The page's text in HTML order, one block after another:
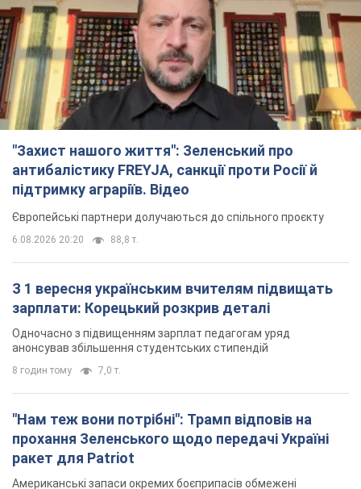
"Захист нашого життя": Зеленський про
антибалістику FREYJA, санкції проти Росії й
підтримку аграріїв. Відео
Європейські партнери долучаються до спільного проєкту
6.08.2026 20:20 88,8 т.
З 1 вересня українським вчителям підвищать
зарплати: Корецький розкрив деталі
Одночасно з підвищенням зарплат педагогам уряд
анонсував збільшення студентських стипендій
8 годин тому 7,0 т.
"Нам теж вони потрібні": Трамп відповів на
прохання Зеленського щодо передачі Україні
ракет для Patriot
Американські запаси окремих боєприпасів обмежені